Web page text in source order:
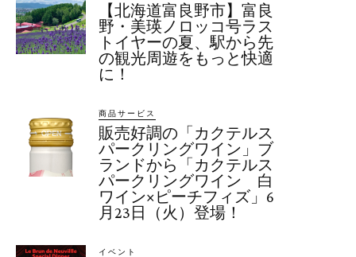
【北海道富良野市】富良
野・美瑛ノロッコ号ラス
トイヤーの夏、駅から先
の観光周遊をもっと快適
に！
商品サービス
販売好調の「カクテルス
パークリングワイン」ブ
ランドから「カクテルス
パークリングワイン 白
ワイン×ピーチフィズ」6
月23日（火）登場！
イベント